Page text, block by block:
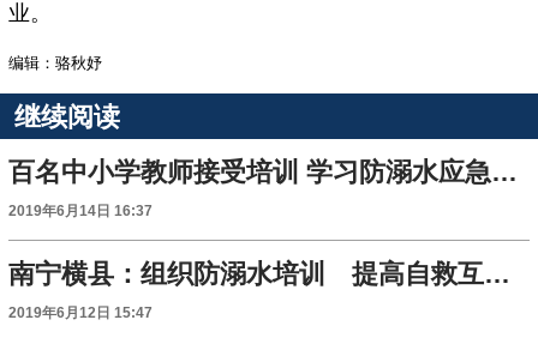
业。
编辑：骆秋妤
继续阅读
百名中小学教师接受培训 学习防溺水应急救护知识
2019年6月14日 16:37
南宁横县：组织防溺水培训 提高自救互救能力
2019年6月12日 15:47